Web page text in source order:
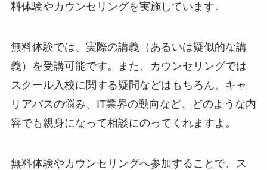
料体験やカウンセリングを実施しています。
無料体験では、実際の講義（あるいは疑似的な講
義）を受講可能です。また、カウンセリングでは
スクール入校に関する疑問などはもちろん、キャ
リアパスの悩み、IT業界の動向など、どのような内
容でも親身になって相談にのってくれますよ。
無料体験やカウンセリングへ参加することで、ス